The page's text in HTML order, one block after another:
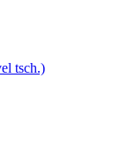
tsch.)